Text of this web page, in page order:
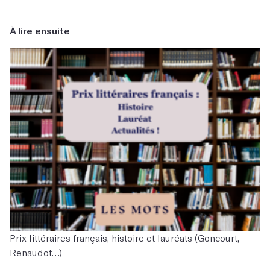
À lire ensuite
Prix littéraires français, histoire et lauréats (Goncourt,
Renaudot…)